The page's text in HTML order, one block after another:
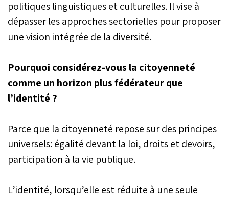
politiques linguistiques et culturelles. Il vise à
dépasser les approches sectorielles pour proposer
une vision intégrée de la diversité.
Pourquoi considérez-vous la citoyenneté
comme un horizon plus fédérateur que
l’identité ?
Parce que la citoyenneté repose sur des principes
universels: égalité devant la loi, droits et devoirs,
participation à la vie publique.
L’identité, lorsqu’elle est réduite à une seule